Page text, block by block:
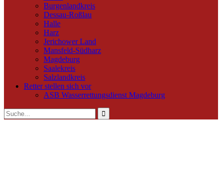
Burgenlandkreis
Dessau-Roßlau
Halle
Harz
Jerichower Land
Mansfeld-Südharz
Magdeburg
Saalekreis
Salzlandkreis
Retter stellen sich vor
ASB Wasserrettungsdienst Magdeburg